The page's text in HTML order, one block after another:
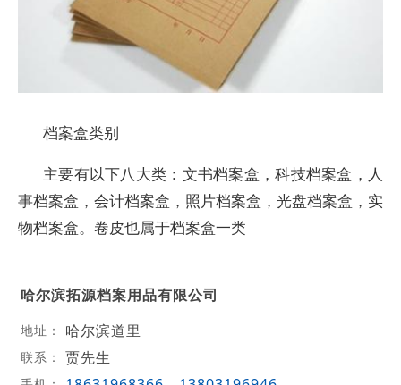
档案盒类别
主要有以下八大类：文书档案盒，科技档案盒，人
事档案盒，会计档案盒，照片档案盒，光盘档案盒，实
物档案盒。卷皮也属于档案盒一类
哈尔滨拓源档案用品有限公司
地址： 哈尔滨道里
联系： 贾先生